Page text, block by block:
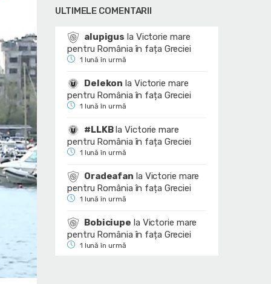
ULTIMELE COMENTARII
alupigus la Victorie mare
pentru România în fața Greciei
1 lună în urmă
Delekon la Victorie mare
pentru România în fața Greciei
1 lună în urmă
#LLKBlaVictorie mare
pentru România în fața Greciei
1 lună în urmă
Oradeafan la Victorie mare
pentru România în fața Greciei
1 lună în urmă
Bobiciupe la Victorie mare
pentru România în fața Greciei
1 lună în urmă